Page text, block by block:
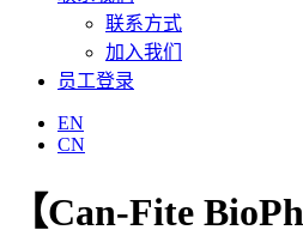
联系方式
加入我们
员工登录
EN
CN
【Can-Fite